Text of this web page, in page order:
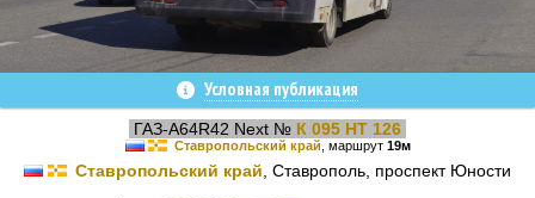
Условная публикация
ГАЗ-A64R42 Next № К 095 НТ 126
Ставропольский край , маршрут 19м
Ставропольский край , Ставрополь, проспект Юности